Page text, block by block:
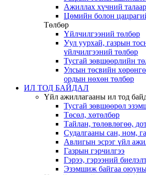
Ажиллах хүчний
Цөмийн болон
Төлбөр
Үйлчилгээний төлбөр
Уул уурхай, газрын
үйлчилгээний төлбөр
Тусгай зөвшөөрлийн
Улсын төсвийн
ордын нөхөн төлбөр
ИЛ ТОД БАЙДАЛ
Үйл ажиллагааны ил тод
Тусгай зөвшөөрөл
Төсөл, хөтөлбөр
Тайлан, төлөвлөгөө,
Судалгааны сан, ном,
Авлигын эсрэг үйл
Газрын гэрчилгээ
Гэрээ, гэрээний
Эзэмшиж байгаа